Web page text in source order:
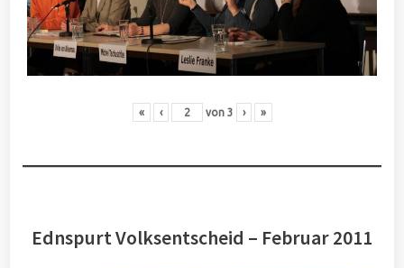
« ‹ von 3 › »
Ednspurt Volksentscheid – Februar 2011